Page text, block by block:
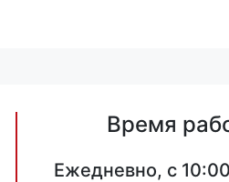
Время
Ежедневно, с